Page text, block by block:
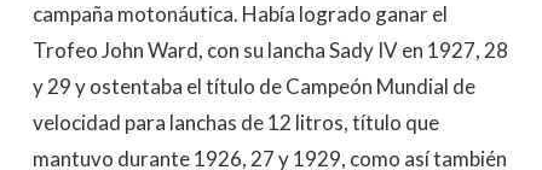
campaña motonáutica. Había logrado ganar el
Trofeo John Ward, con su lancha Sady IV en 1927, 28
y 29 y ostentaba el título de Campeón Mundial de
velocidad para lanchas de 12 litros, título que
mantuvo durante 1926, 27 y 1929, como así también